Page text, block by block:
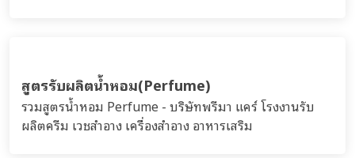
สูตรรับผลิตน้ำหอม(Perfume)
รวมสูตรน้ำหอม Perfume - บริษัทพรีมา แคร์ โรงงานรับ
ผลิตครีม เวชสำอาง เครื่องสำอาง อาหารเสริม